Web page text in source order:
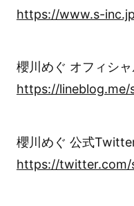
https://www.s-
櫻川めぐ オフィシ
https://lineblog.me/
櫻川めぐ 公式
https://twitter.com/